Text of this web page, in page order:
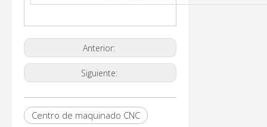
Anterior:
Siguiente:
Centro de maquinado CNC